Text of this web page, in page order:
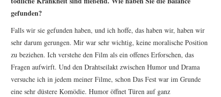
gefunden?
Falls wir sie gefunden haben, und ich hoffe, das haben wir, haben wir
sehr darum gerungen. Mir war sehr wichtig, keine moralische Position
zu beziehen. Ich verstehe den Film als ein offenes Erforschen, das
Fragen aufwirft. Und den Drahtseilakt zwischen Humor und Drama
versuche ich in jedem meiner Filme, schon Das Fest war im Grunde
eine sehr düstere Komödie. Humor öffnet Türen auf ganz